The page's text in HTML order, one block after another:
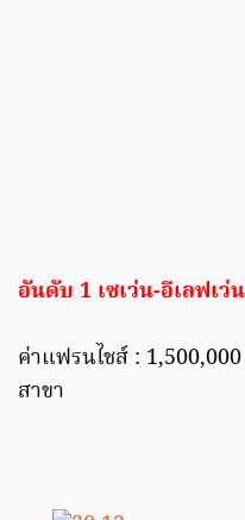
อันดับ 1 เซเว่น-อีเลฟเว่น
ค่าแฟรนไชส์ :
สาขา